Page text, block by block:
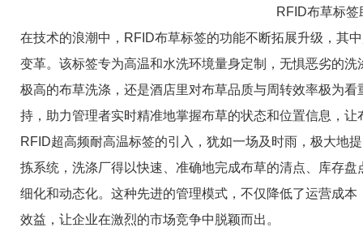
RFID布草标
在技术的浪潮中，RFID布草标签的功能不断拓展升级，其
变革。该标签专为高温和水洗环境量身定制，无惧恶劣的
极高的布草洗涤，还是酒店里对布草品质与周转效率极为
持，助力管理者实时精准地掌握布草的状态和位置信息，
RFID超高频耐高温标签的引入，犹如一场及时雨，极大地
拣系统，洗涤厂得以快速、准确地完成布草的清点、库存
细化和动态化。这种先进的管理模式，不仅降低了运营成
效益，让企业在激烈的市场竞争中脱颖而出。